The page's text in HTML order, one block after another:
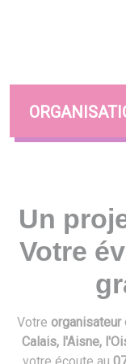
Un
Votre
Votre organisateur
Calais, l'Aisne,